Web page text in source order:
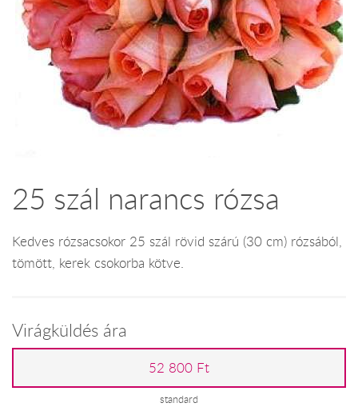
25 szál narancs rózsa
Kedves rózsacsokor 25 szál rövid szárú (30 cm) rózsából,
tömött, kerek csokorba kötve.
Virágküldés ára
52 800 Ft
standard